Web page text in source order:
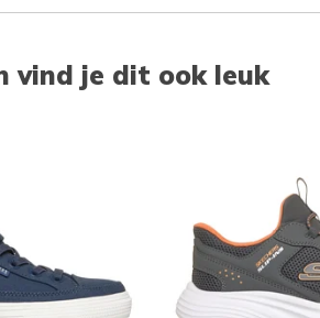
vind je dit ook leuk